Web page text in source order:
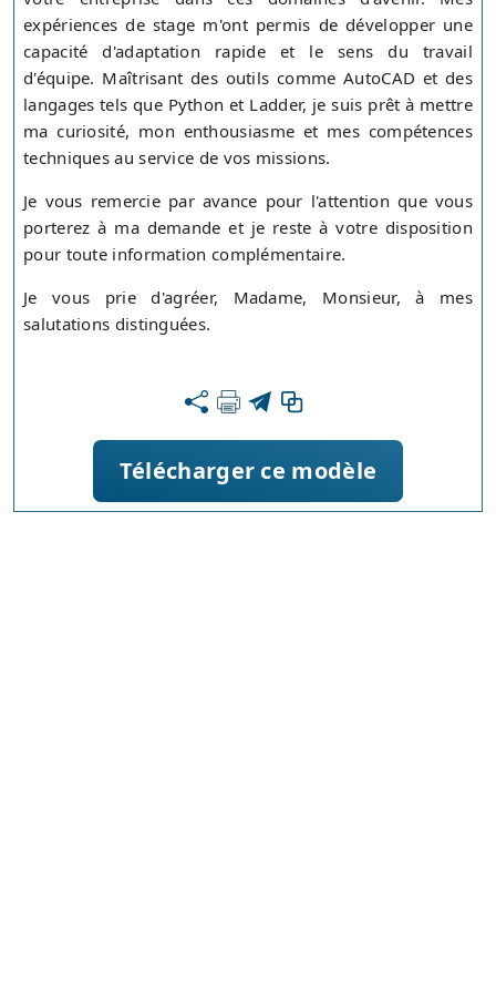
expériences de stage m'ont permis de développer une
capacité d'adaptation rapide et le sens du travail
d'équipe. Maîtrisant des outils comme AutoCAD et des
langages tels que Python et Ladder, je suis prêt à mettre
ma curiosité, mon enthousiasme et mes compétences
techniques au service de vos missions.
Je vous remercie par avance pour l'attention que vous
porterez à ma demande et je reste à votre disposition
pour toute information complémentaire.
Je vous prie d'agréer, Madame, Monsieur, à mes
salutations distinguées.
Télécharger ce modèle